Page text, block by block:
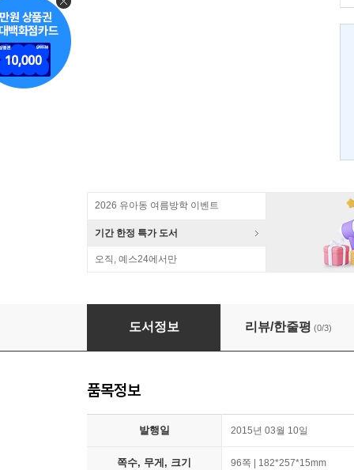
2026 유아동 여름방학 이벤트
기간 한정 특가 도서
오직, 예스24에서만
2015 텃밭일지 농사달력
도서정보 리뷰/한줄평 (0/3)
품목정보
발행일 2015년 03월 10일
쪽수, 무게, 크기 96쪽 | 182*257*15mm